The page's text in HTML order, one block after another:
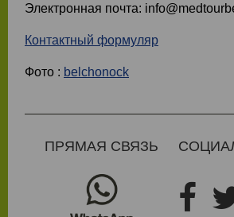
Электронная почта:
Контактный формуляр
Фото : belchonock
ПРЯМАЯ СВЯЗЬ